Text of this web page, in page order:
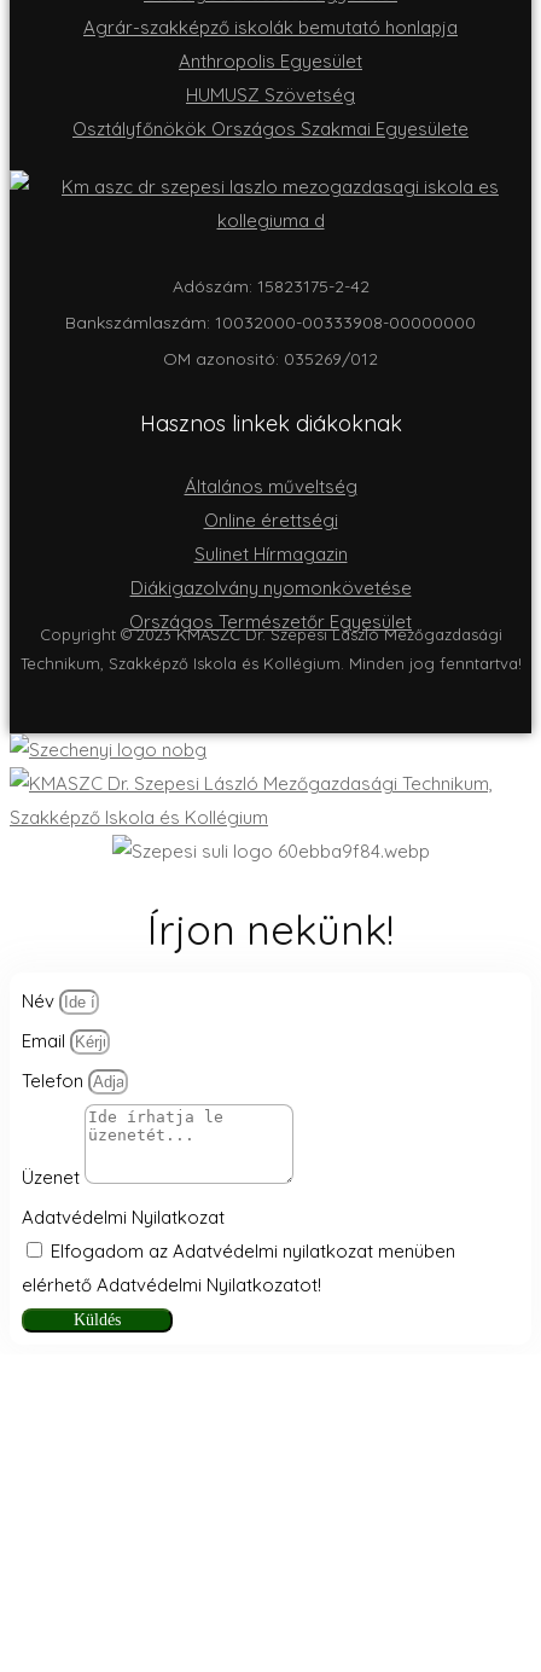
Agrár-szakképző iskolák bemutató honlapja
Anthropolis Egyesület
HUMUSZ Szövetség
Osztályfőnökök Országos Szakmai Egyesülete
Adószám: 15823175-2-42
Bankszámlaszám: 10032000-00333908-00000000
OM azonositó: 035269/012
Hasznos linkek diákoknak
Általános műveltség
Online érettségi
Sulinet Hírmagazin
Diákigazolvány nyomonkövetése
Országos Természetőr Egyesület
Copyright © 2023 KMASZC Dr. Szepesi László Mezőgazdasági
Technikum, Szakképző Iskola és Kollégium. Minden jog fenntartva!
Írjon nekünk!
Név
Email
Telefon
Üzenet
Adatvédelmi Nyilatkozat
Elfogadom az Adatvédelmi nyilatkozat menüben
elérhető Adatvédelmi Nyilatkozatot!
Küldés